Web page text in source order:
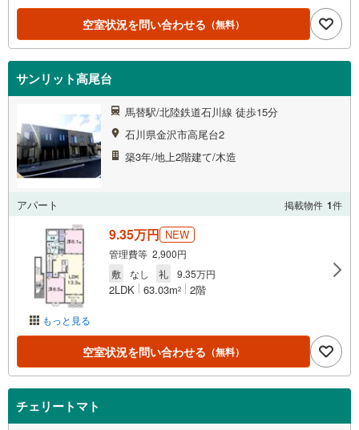
空室状況を問い合わせる （無料）
サンリット高尾台
馬替駅/北陸鉄道石川線 徒歩15分
石川県金沢市高尾台2
築3年/地上2階建て/木造
アパート 掲載物件 1件
もっと見る
9.35万円 NEW
管理費等 2,900円
敷
なし 礼 9.35万円
2LDK 63.03m2 2階
空室状況を問い合わせる （無料）
チェリートマト